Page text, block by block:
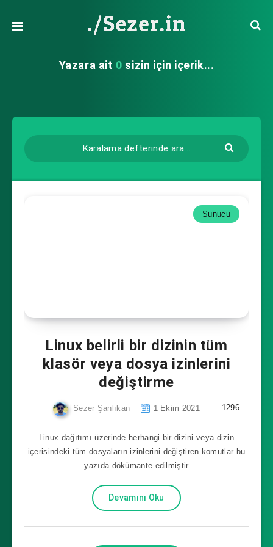
Yazara ait 0 sizin için içerik...
Sunucu
Linux belirli bir dizinin tüm
klasör veya dosya izinlerini
değiştirme
Sezer Şanlıkan 1 Ekim 2021 1296
Linux dağıtımı üzerinde herhangi bir dizini veya dizin
içerisindeki tüm dosyaların izinlerini değiştiren komutlar bu
yazıda dökümante edilmiştir
Devamını Oku